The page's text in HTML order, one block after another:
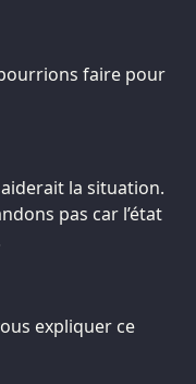
faire pour
aiderait la situation.
pas car l’état
expliquer ce